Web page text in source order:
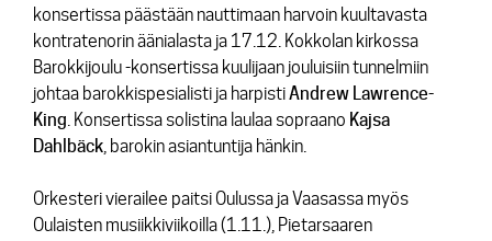
konsertissa päästään nauttimaan harvoin kuultavasta
kontratenorin äänialasta ja 17.12. Kokkolan kirkossa
Barokkijoulu -konsertissa kuulijaan jouluisiin tunnelmiin
johtaa barokkispesialisti ja harpistiAndrew Lawrence-
King . Konsertissa solistina laulaa sopraano Kajsa
Dahlbäck , barokin asiantuntija hänkin.
Orkesteri vierailee paitsi Oulussa ja Vaasassa myös
Oulaisten musiikkiviikoilla (1.11.), Pietarsaaren